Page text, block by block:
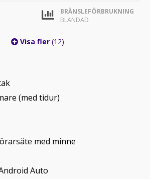
BRÄNSLEFÖRBRUKNING
BLANDAD
Visa fler (12)
(med tidur)
med minne
Auto